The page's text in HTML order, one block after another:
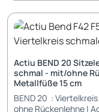
Holzgestell Rücken: gepolstert Füße:
Metallfüße
cm hohe Metallfüße Abmessungen: Breite:
110 cm Tiefe: 64,3
Garantie: 5 Jahre Garantie Lieferung und
Montage: Artikel wird montiert geliefert -
teilweise müssen nur
montiert werden
Actiu BEND 20
schmal - mit/ohne
Metallfüße 15 cm
BEND 20 :
ohne Rückenlehne |